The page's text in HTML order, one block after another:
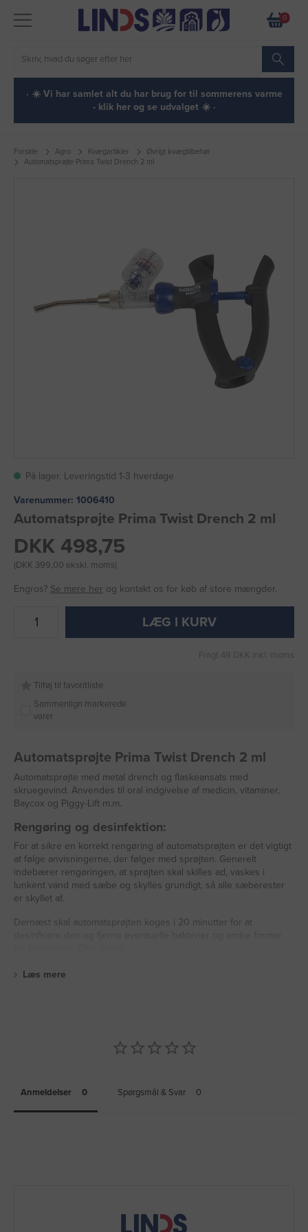
0
· ☀️ Vi har samlet alt du har brug for til sommerens varme
- klik her og se udvalget ☀️ ·
Forside Agro Kvægartikler
Øvrigt kvægtilbehør
Automatsprøjte Prima Twist Drench 2 ml
På lager. Leveringstid 1-3 hverdage
Varenummer: 1006410
Automatsprøjte Prima Twist Drench 2 ml
DKK 498,75
(DKK 399,00 ekskl. moms)
Engros? Se mere her og kontakt os for køb af store mængder.
LÆG I KURV
Fragt 49 DKK inkl. moms
Tilføj til favoritliste
Sammenlign markerede
varer
Automatsprøjte Prima Twist Drench 2 ml
Automatsprøjte med metal drench og flaskeansats med
skruegevind. Anvendes til oral indgivelse af medicin, vitaminer,
Baycox og Piggy-Lift m.m.
Rengøring og desinfektion:
For at sikre en korrekt rengøring af automatsprøjten er det vigtigt
at følge anvisningerne, der følger med sprøjten. Generelt
indebærer rengøringen, at sprøjten skal skilles ad, vaskes i
lunkent vand med sæbe og skylles grundigt, så alle sæberester
er skyllet af.
Dernæst skal automatsprøjten koges i 20 minutter for at
Læs mere
Anmeldelser Spørgsmål & Svar